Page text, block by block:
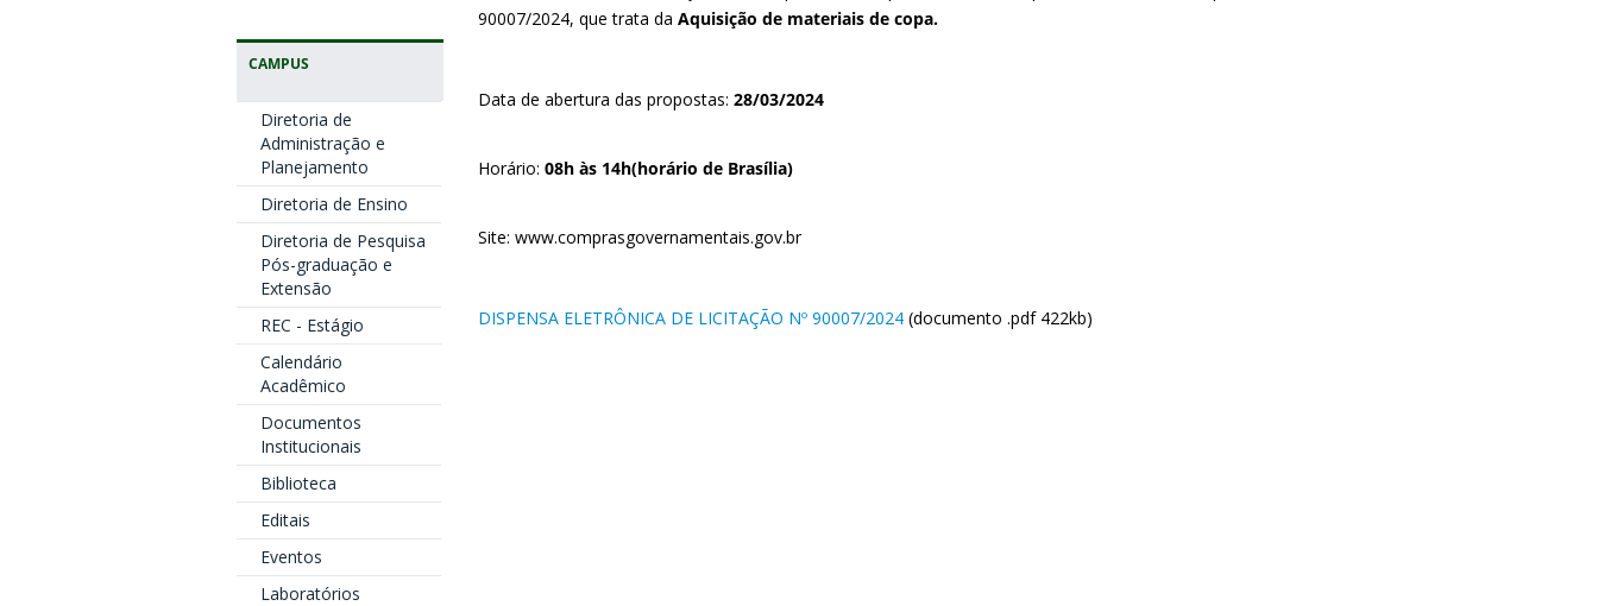
CAMPUS
Diretoria de
Administração e
Planejamento
Diretoria de Ensino
Diretoria de Pesquisa
Pós-graduação e
Extensão
REC - Estágio
Calendário
Acadêmico
Documentos
Institucionais
Biblioteca
Editais
Eventos
Laboratórios
90007/2024, que trata da Aquisição de materiais de copa.
Data de abertura das propostas: 28/03/2024
Horário: 08h às 14h(horário de Brasília)
Site: www.comprasgovernamentais.gov.br
DISPENSA ELETRÔNICA DE LICITAÇÃO Nº 90007/2024 (documento .pdf 422kb)